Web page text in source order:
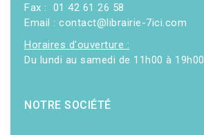
Fax : 01 42 61 26 58
Email : contact@librairie-7ici.com
Horaires d'ouverture :
Du lundi au samedi de 11h00 à 19h00
NOTRE SOCIÉTÉ